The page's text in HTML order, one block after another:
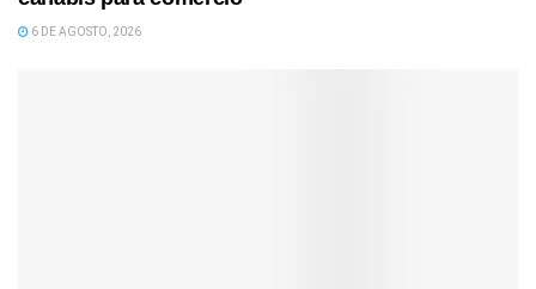
6 DE AGOSTO, 2026